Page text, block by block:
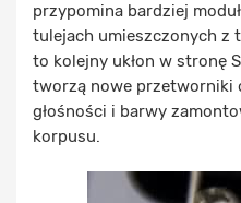
przypomina bardziej
tulejach umieszczonych z
to kolejny ukłon w stronę
tworzą nowe przetworniki
głośności i barwy
korpusu.